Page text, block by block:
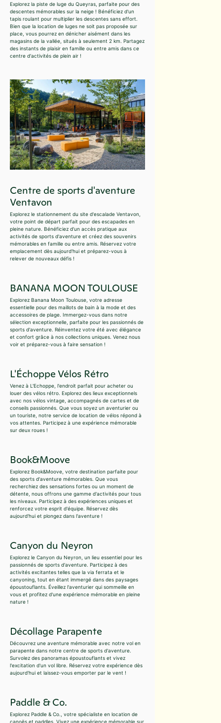
Explorez la piste de luge du Queyras, parfaite pour des
descentes mémorables sur la neige ! Bénéficiez d'un
tapis roulant pour multiplier les descentes sans effort.
Bien que la location de luges ne soit pas proposée sur
place, vous pourrez en dénicher aisément dans les
magasins de la vallée, situés à seulement 2 km. Partagez
des instants de plaisir en famille ou entre amis dans ce
centre d'activités de plein air !
Centre de sports d'aventure
Ventavon
Explorez le stationnement du site d'escalade Ventavon,
votre point de départ parfait pour des escapades en
pleine nature. Bénéficiez d'un accès pratique aux
activités de sports d'aventure et créez des souvenirs
mémorables en famille ou entre amis. Réservez votre
emplacement dès aujourd'hui et préparez-vous à
relever de nouveaux défis !
BANANA MOON TOULOUSE
Explorez Banana Moon Toulouse, votre adresse
essentielle pour des maillots de bain à la mode et des
accessoires de plage. Immergez-vous dans notre
sélection exceptionnelle, parfaite pour les passionnés de
sports d'aventure. Réinventez votre été avec élégance
et confort grâce à nos collections uniques. Venez nous
voir et préparez-vous à faire sensation !
L'Échoppe Vélos Rétro
Venez à L'Echoppe, l'endroit parfait pour acheter ou
louer des vélos rétro. Explorez des lieux exceptionnels
avec nos vélos vintage, accompagnés de cartes et de
conseils passionnés. Que vous soyez un aventurier ou
un touriste, notre service de location de vélos répond à
vos attentes. Participez à une expérience mémorable
sur deux roues !
Book&Moove
Explorez Book&Moove, votre destination parfaite pour
des sports d'aventure mémorables. Que vous
recherchiez des sensations fortes ou un moment de
détente, nous offrons une gamme d'activités pour tous
les niveaux. Participez à des expériences uniques et
renforcez votre esprit d'équipe. Réservez dès
aujourd'hui et plongez dans l'aventure !
Canyon du Neyron
Explorez le Canyon du Neyron, un lieu essentiel pour les
passionnés de sports d'aventure. Participez à des
activités excitantes telles que la via ferrata et le
canyoning, tout en étant immergé dans des paysages
époustouflants. Éveillez l'aventurier qui sommeille en
vous et profitez d'une expérience mémorable en pleine
nature !
Décollage Parapente
Découvrez une aventure mémorable avec notre vol en
parapente dans notre centre de sports d'aventure.
Survolez des panoramas époustouflants et vivez
l'excitation d'un vol libre. Réservez votre expérience dès
aujourd'hui et laissez-vous emporter par le vent !
Paddle & Co.
Explorez Paddle & Co., votre spécialiste en location de
canoës et paddles. Vivez une expérience mémorable sur